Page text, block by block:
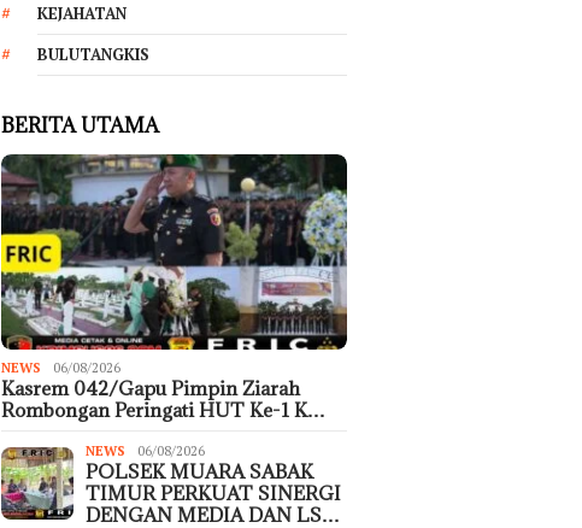
KEJAHATAN
BULUTANGKIS
BERITA UTAMA
NEWS 06/08/2026
Kasrem 042/Gapu Pimpin Ziarah
Rombongan Peringati HUT Ke-1 K…
NEWS 06/08/2026
POLSEK MUARA SABAK
TIMUR PERKUAT SINERGI
DENGAN MEDIA DAN LS…